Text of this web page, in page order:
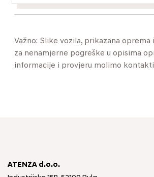
Važno: Slike vozila, prikazana
za nenamjerne pogreške u opisima
informacije i provjeru molimo
ATENZA d.o.o.